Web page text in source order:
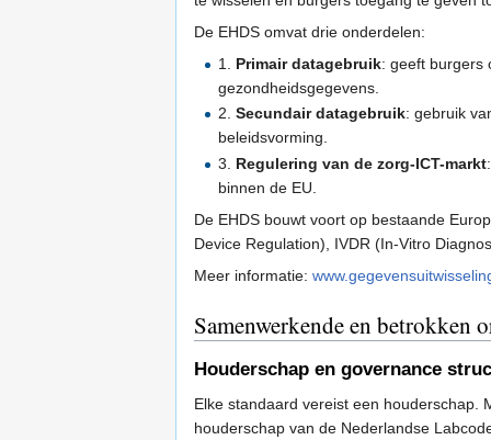
De EHDS omvat drie onderdelen:
1. Primair datagebruik: geeft burgers
gezondheidsgegevens.
2.Secundair datagebruik: gebruik
beleidsvorming.
3. Regulering van de zorg-ICT-markt
binnen de EU.
De EHDS bouwt voort op bestaande
Device Regulation), IVDR (In-Vitro
Meer informatie:
Samenwerkende en betrokken
Houderschap en governance
Elke standaard vereist een houderschap.
houderschap van de Nederlandse